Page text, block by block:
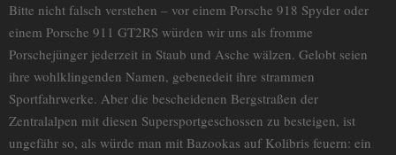
Bitte nicht falsch verstehen – vor einem Porsche 918 Spyder oder
einem Porsche 911 GT2RS würden wir uns als fromme
Porschejünger jederzeit in Staub und Asche wälzen. Gelobt seien
ihre wohlklingenden Namen, gebenedeit ihre strammen
Sportfahrwerke. Aber die bescheidenen Bergstraßen der
Zentralalpen mit diesen Supersportgeschossen zu besteigen, ist
ungefähr so, als würde man mit Bazookas auf Kolibris feuern: ein